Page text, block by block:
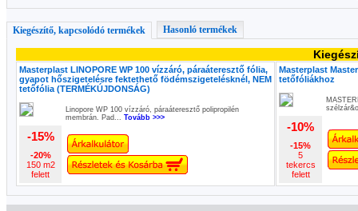
Kiegészítő, kapcsolódó termékek Hasonló termékek
Masterplast LINOPORE WP 100 vízzáró, páraáteresztő fólia,
gyapot hőszigetelésre fektethető födémszigetelésknél, NEM
tetőfólia (TERMÉKÚJDONSÁG)
Linopore WP 100 vízzáró, páraáteresztő polipropilén
membrán. Pad... Tovább >>>
-15%
-20%
150 m2
felett
Masterplast
tetőfóliákhoz
-10%
-15%
5
tekercs
felett